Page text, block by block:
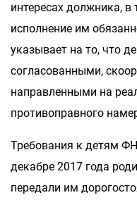
интересах должника,
исполнение им
указывает на то, что
согласованными,
направленными на
противоправного
Требования к детям
декабре 2017 года
передали им